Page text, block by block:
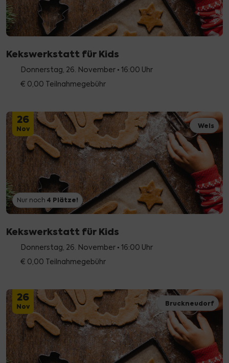
Kekswerkstatt für Kids
Donnerstag, 26. November • 16:00 Uhr
€ 0,00 Teilnahmegebühr
26
Nov Wels
Nur noch 4 Plätze!
Kekswerkstatt für Kids
Donnerstag, 26. November • 16:00 Uhr
€ 0,00 Teilnahmegebühr
26
Nov Bruckneudorf